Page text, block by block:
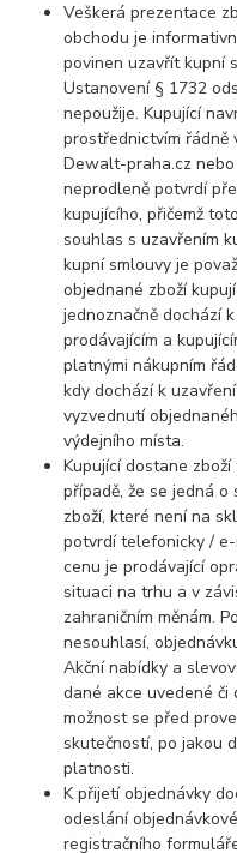
Veškerá prezentace
obchodu je
povinen uzavřít kupní
Ustanovení § 1732
nepoužije. Kupující
prostřednictvím řádně
Dewalt-praha.cz
neprodleně potvrdí
kupujícího, přičemž
souhlas s uzavřením
kupní smlouvy je
objednané zboží
jednoznačně dochází
prodávajícím a
platnými nákupním
kdy dochází k
vyzvednutí
výdejního místa.
Kupující dostane
případě, že se jedná
zboží, které není na
potvrdí telefonicky /
cenu je prodávající
situaci na trhu a v
zahraničním měnám.
nesouhlasí,
Akční nabídky a
dané akce uvedené či
možnost se před
skutečností, po jakou
platnosti.
K přijetí objednávky
odeslání
registračního